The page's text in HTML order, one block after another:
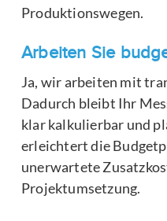
Produktionswegen.
Arbeiten Sie
Ja, wir arbeiten mit
Dadurch bleibt Ihr
klar kalkulierbar und
erleichtert die
unerwartete
Projektumsetzung.